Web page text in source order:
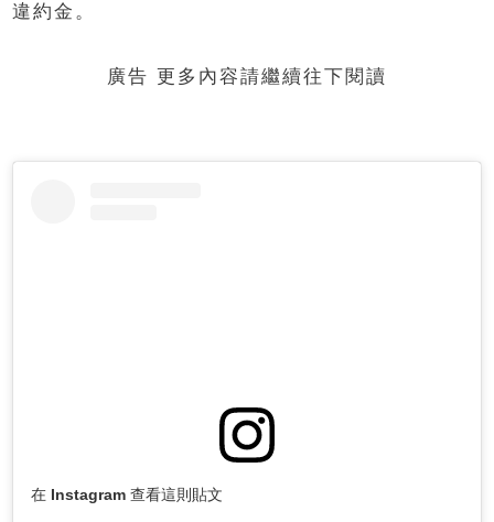
違約金。
廣告 更多內容請繼續往下閱讀
在 Instagram 查看這則貼文